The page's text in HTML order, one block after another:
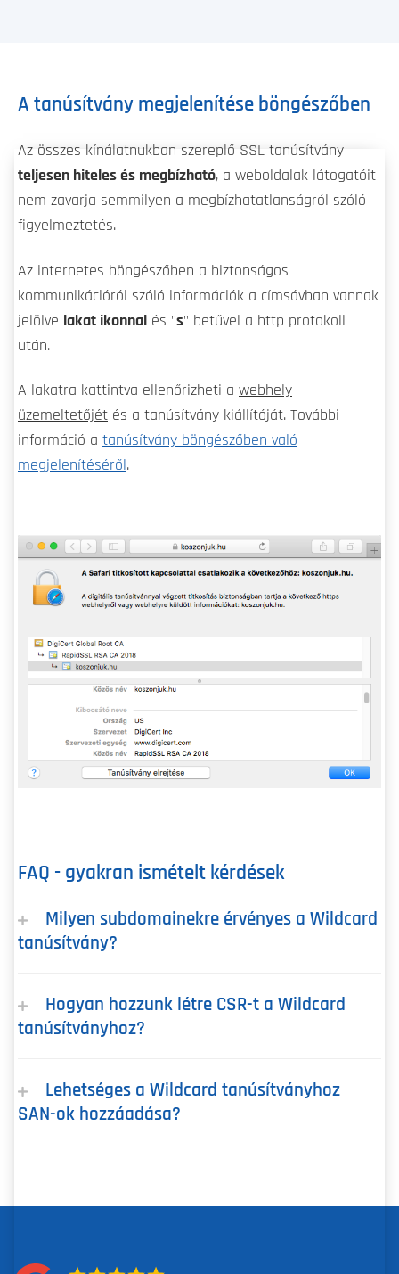
A tanúsítvány megjelenítése böngészőben
Az összes kínálatnukban szereplő SSL tanúsítvány
teljesen hiteles és megbízható, a weboldalak látogatóit
nem zavarja semmilyen a megbízhatatlanságról szóló
figyelmeztetés.
Az internetes böngészőben a biztonságos
kommunikációról szóló információk a címsávban vannak
jelölve lakat ikonnal és "s" betűvel a http protokoll
után.
A lakatra kattintva ellenőrizheti a webhely
üzemeltetőjét és a tanúsítvány kiállítóját. További
információ a tanúsítvány böngészőben való
megjelenítéséről .
FAQ - gyakran ismételt kérdések
Milyen subdomainekre érvényes a Wildcard
tanúsítvány?
Hogyan hozzunk létre CSR-t a Wildcard
tanúsítványhoz?
Lehetséges a Wildcard tanúsítványhoz
SAN-ok hozzáadása?